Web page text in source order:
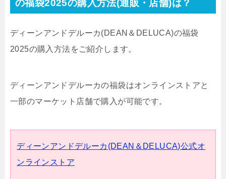
の福袋2025の購入方法(通販・店舗)は？
ディーンアンドデルーカ(DEAN＆DELUCA)の福袋
2025の購入方法をご紹介します。
ディーンアンドデルーカの福袋はオンラインストアと
一部のマーケット店舗で購入が可能です。
ディーンアンドデルーカ(DEAN＆DELUCA)公式オ
ンラインストア